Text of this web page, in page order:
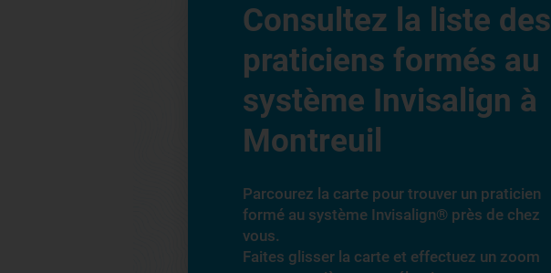
Consultez la liste des
praticiens formés au
système Invisalign à
Montreuil
Parcourez la carte pour trouver un praticien
formé au système Invisalign® près de chez
vous.
Faites glisser la carte et effectuez un zoom